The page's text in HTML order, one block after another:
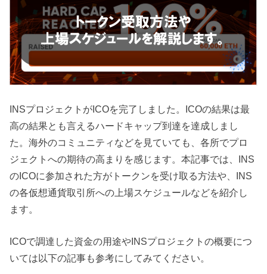
INSプロジェクトがICOを完了しました。ICOの結果は最
高の結果とも言えるハードキャップ到達を達成しまし
た。海外のコミュニティなどを見ていても、各所でプロ
ジェクトへの期待の高まりを感じます。本記事では、INS
のICOに参加された方がトークンを受け取る方法や、INS
の各仮想通貨取引所への上場スケジュールなどを紹介し
ます。
ICOで調達した資金の用途やINSプロジェクトの概要につ
いては以下の記事も参考にしてみてください。